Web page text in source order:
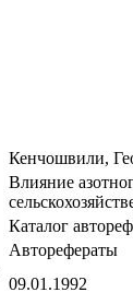
Кенчошвили,
Влияние
Каталог
Авторефераты
09.01.1992